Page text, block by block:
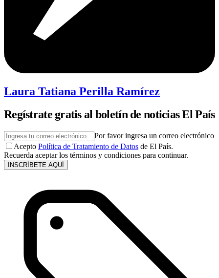
Laura Tatiana Perilla Ramírez
Regístrate gratis al boletín de noticias El País
Por favor ingresa un correo electrónico
Acepto Política de Tratamiento de Datos de El País.
Recuerda aceptar los términos y condiciones para continuar.
INSCRÍBETE AQUÍ